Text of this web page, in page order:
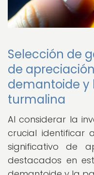
Selección de
de
demantoide y
turmalina
Al considerar la
crucial identificar
significativo de
destacados en